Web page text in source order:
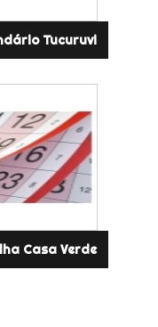
Tucuruvi
Casa Verde